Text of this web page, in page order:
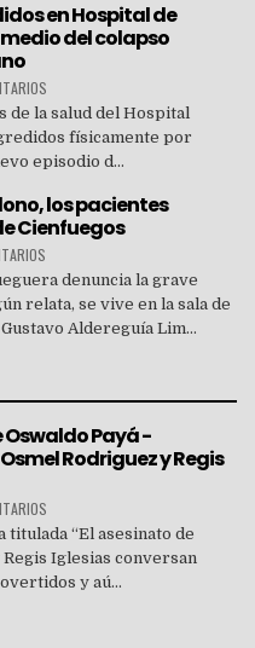
en Hospital de
del colapso
de la salud del Hospital
físicamente por
episodio d...
los pacientes
Cienfuegos
denuncia la grave
relata, se vive en la sala de
Aldereguía Lim...
Oswaldo Payá -
Rodriguez y Regis
titulada “El asesinato de
Regis Iglesias conversan
y aú...